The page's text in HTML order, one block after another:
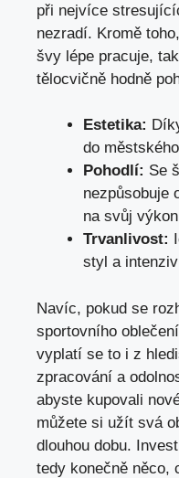
při nejvíce
nezradí. Kromě
švy lépe pracuje,
tělocvičně hodně
Estetika:
do
Pohodlí: Se
nezpůsobuje
na svůj
Trvanlivost:
styl a
Navíc, pokud se
sportovního
vyplatí se to i z
zpracování a
abyste kupovali
můžete si užít svá
dlouhou dobu.
tedy konečně něco,